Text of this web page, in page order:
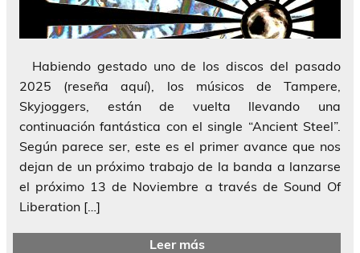
Habiendo gestado uno de los discos del pasado
2025 (reseña aquí), los músicos de Tampere,
Skyjoggers, están de vuelta llevando una
continuación fantástica con el single “Ancient Steel”.
Según parece ser, este es el primer avance que nos
dejan de un próximo trabajo de la banda a lanzarse
el próximo 13 de Noviembre a través de Sound Of
Liberation […]
Leer más